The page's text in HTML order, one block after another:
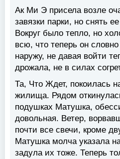
Ак Ми Э присела возле
завязки парки, но снять
Вокруг было тепло, но
всю, что теперь он
наружу, не давая войти
дрожала, не в силах
Та, Что Ждет, покоилась
жилища. Рядом
подушках Матушка,
довольная. Ветер,
почти все свечи, кроме
Матушка молча указала
задула их тоже. Теперь